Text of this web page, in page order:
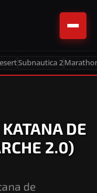
Subnautica 2
DE
2.0)
de